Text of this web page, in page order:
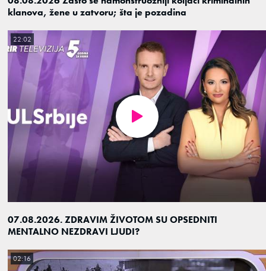
klanova, žene u zatvoru; šta je pozadina
07.08.2026. ZDRAVIM ŽIVOTOM SU OPSEDNITI
MENTALNO NEZDRAVI LJUDI?
22:02
02:16